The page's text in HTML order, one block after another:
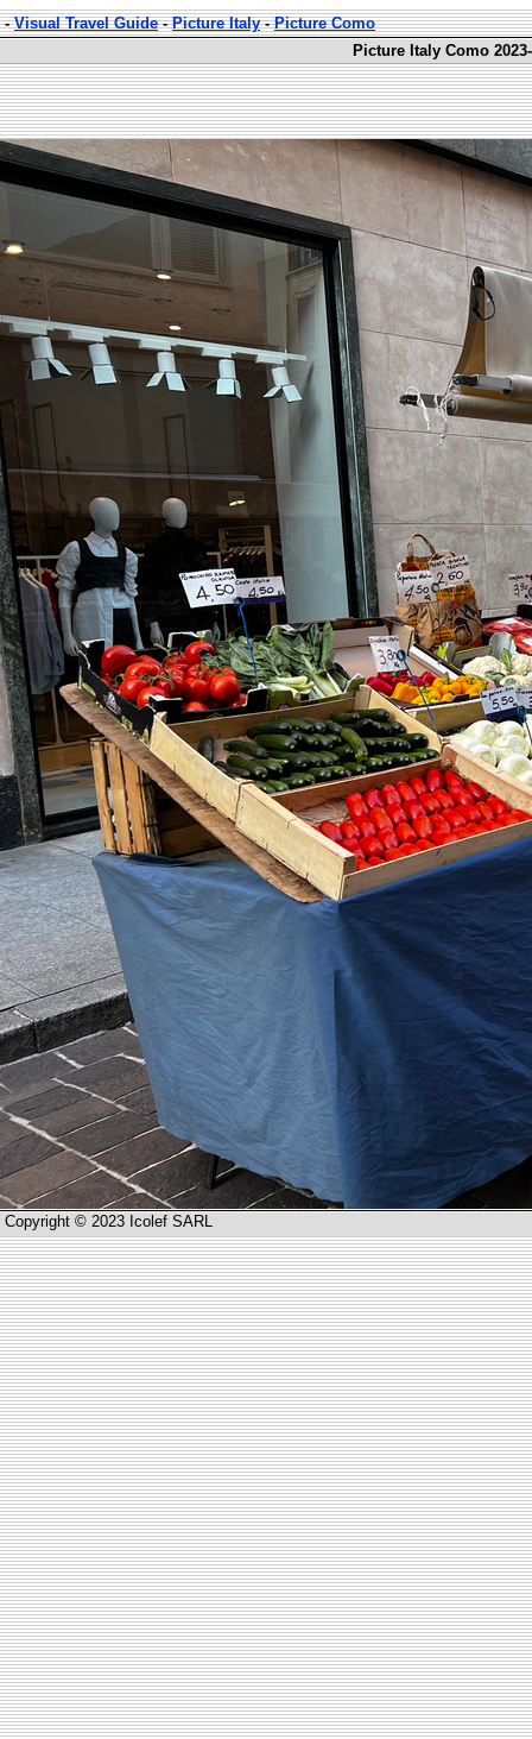
-Visual Travel Guide-Picture Italy-Picture Como
Picture Italy Como
Copyright © 2023 Icolef SARL